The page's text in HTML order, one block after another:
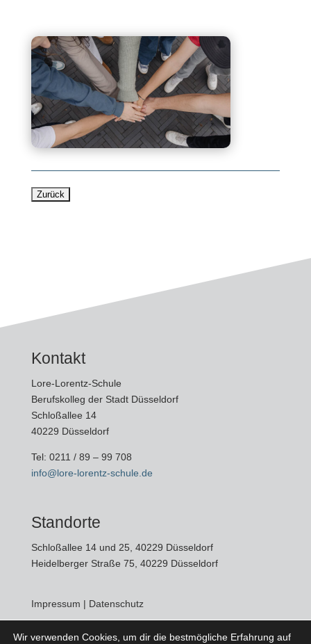
Kontakt
Lore-Lorentz-Schule
Berufskolleg der Stadt Düsseldorf
Schloßallee 14
40229 Düsseldorf
Tel: 0211 / 89 – 99 708
info@lore-lorentz-schule.de
Standorte
Schloßallee 14 und 25, 40229 Düsseldorf
Heidelberger Straße 75, 40229 Düsseldorf
Impressum | Datenschutz
Wir verwenden Cookies, um dir die bestmögliche Erfahrung auf